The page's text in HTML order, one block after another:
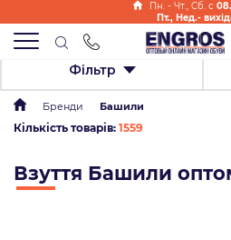
Пн. - Чт., Cб. с
Пт., Нед.-
Фільтр
Бренди Башили
Кількість товарів: 1559
Взуття Башили